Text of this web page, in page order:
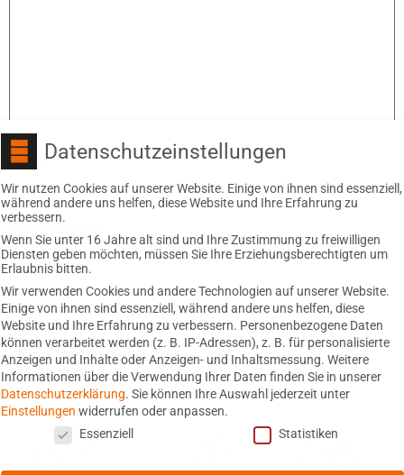
Name
Website
Datenschutzeinstellungen
Wir nutzen Cookies auf unserer Website. Einige von ihnen sind essenziell,
während andere uns helfen, diese Website und Ihre Erfahrung zu
verbessern.
Wenn Sie unter 16 Jahre alt sind und Ihre Zustimmung zu freiwilligen
Diensten geben möchten, müssen Sie Ihre Erziehungsberechtigten um
Erlaubnis bitten.
Wir verwenden Cookies und andere Technologien auf unserer Website.
Einige von ihnen sind essenziell, während andere uns helfen, diese
Website und Ihre Erfahrung zu verbessern. Personenbezogene Daten
können verarbeitet werden (z. B. IP-Adressen), z. B. für personalisierte
Anzeigen und Inhalte oder Anzeigen- und Inhaltsmessung. Weitere
Informationen über die Verwendung Ihrer Daten finden Sie in unserer
Datenschutzerklärung. Sie können Ihre Auswahl jederzeit unter
Einstellungen widerrufen oder anpassen.
Datenschutzeinstellungen
Essenziell Statistiken